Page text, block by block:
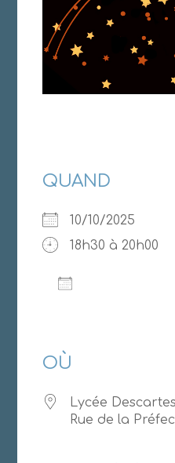
QUAND
10/10/2025
18h30 à 20h00
OÙ
Lycée
Rue de la